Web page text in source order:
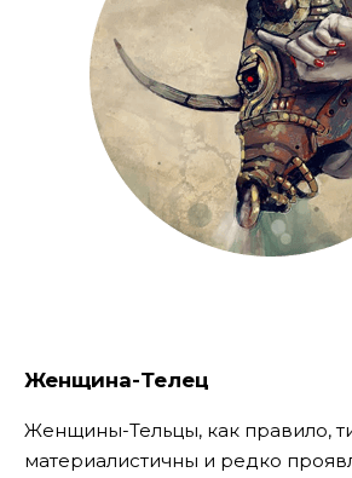
Женщина-Телец
Женщины-Тельцы, как правило,
материалистичны и редко